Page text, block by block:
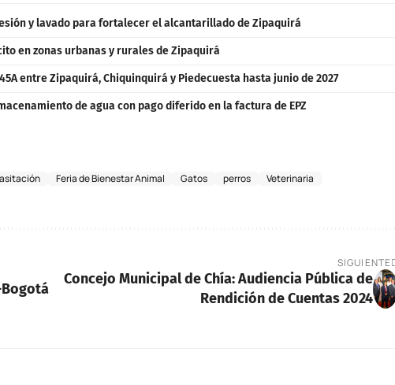
y lavado para fortalecer el alcantarillado de Zipaquirá
en zonas urbanas y rurales de Zipaquirá
entre Zipaquirá, Chiquinquirá y Piedecuesta hasta junio de 2027
de agua con pago diferido en la factura de EPZ
Feria de Bienestar Animal Gatos perros
Veterinaria
SIGUIENTE
Concejo Municipal de Chía: Audiencia Pública de
Rendición de Cuentas 2024